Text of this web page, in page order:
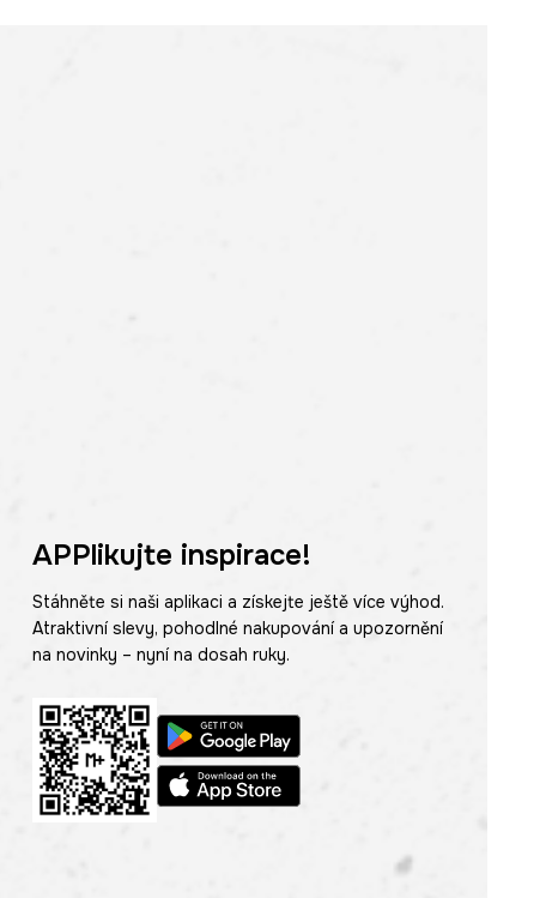
APPlikujte inspirace!
Stáhněte si naši aplikaci a získejte ještě více výhod.
Atraktivní slevy, pohodlné nakupování a upozornění
na novinky – nyní na dosah ruky.